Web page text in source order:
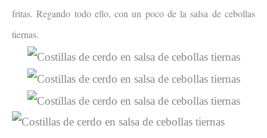
fritas. Regando todo ello, con un poco de la salsa de cebollas
tiernas.